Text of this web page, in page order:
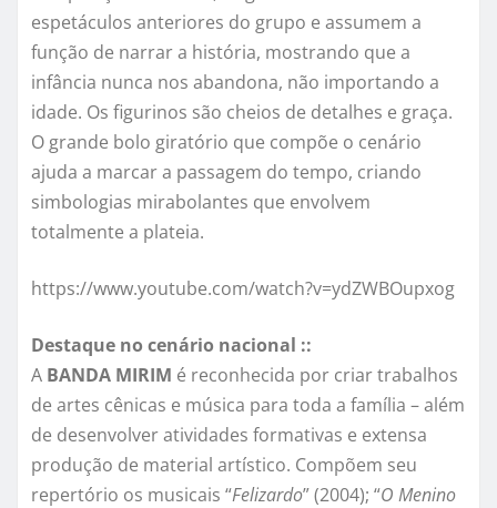
espetáculos anteriores do grupo e assumem a
função de narrar a história, mostrando que a
infância nunca nos abandona, não importando a
idade. Os figurinos são cheios de detalhes e graça.
O grande bolo giratório que compõe o cenário
ajuda a marcar a passagem do tempo, criando
simbologias mirabolantes que envolvem
totalmente a plateia.
https://www.youtube.com/watch?v=ydZWBOupxog
Destaque no cenário nacional ::
A BANDA MIRIM é reconhecida por criar trabalhos
de artes cênicas e música para toda a família – além
de desenvolver atividades formativas e extensa
produção de material artístico. Compõem seu
repertório os musicais “Felizardo” (2004); “O Menino